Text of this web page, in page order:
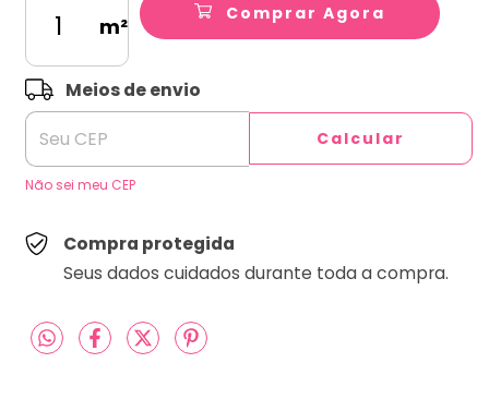
m²
Comprar Agora
Entregas para o CEP:
Meios de envio
Calcular
Não sei meu CEP
Compra protegida
Seus dados cuidados durante toda a compra.